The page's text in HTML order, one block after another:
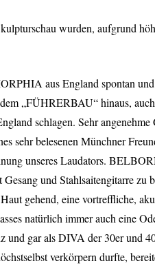
wurden, aufgrund
aus England spontan
„FÜHRERBAU“ hinaus,
schlagen. Sehr angenehme
sehr belesenen Münchner
unseres Laudators.
und Stahlsaitengitarre zu
gehend, eine vortreffliche,
natürlich immer auch eine
und gar alsDIVA der 30er und
verkörpern durfte,